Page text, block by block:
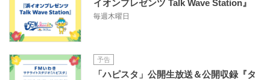
イオンプレゼンツ Talk Wave Station』
毎週木曜日
予告
「ハピスタ」公開生放送＆公開収録『タ